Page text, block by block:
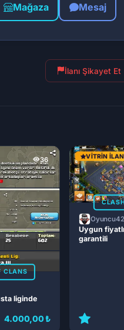
Mağaza Mesaj
İlanı Şikayet Et
36
CLANS
liginde
4.000,00 ₺
VITRIN İLAN
Oyuncu42
Uygun
garantili